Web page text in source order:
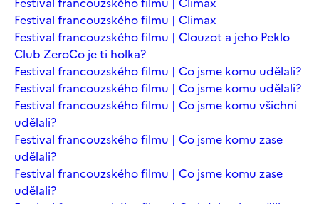
Festival francouzského filmu | Climax
Festival francouzského filmu | Clouzot a jeho Peklo
Club ZeroCo je ti holka?
Festival francouzského filmu | Co jsme komu udělali?
Festival francouzského filmu | Co jsme komu udělali?
Festival francouzského filmu | Co jsme komu všichni
udělali?
Festival francouzského filmu | Co jsme komu zase
udělali?
Festival francouzského filmu | Co jsme komu zase
udělali?